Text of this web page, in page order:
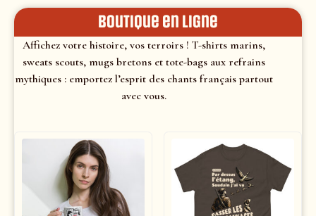
Boutique en ligne
Affichez votre histoire, vos terroirs ! T-shirts marins,
sweats scouts, mugs bretons et tote-bags aux refrains
mythiques : emportez l’esprit des chants français partout
avec vous.